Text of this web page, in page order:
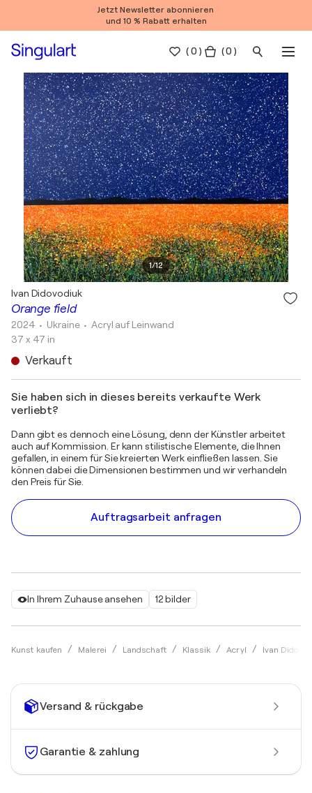
Jetzt Newsletter abonnieren
und 10 % Rabatt erhalten
(0 ) ( 0 )
1/12
In Ihrem Zuhause ansehen 12 bilder
Kunst kaufen Malerei Landschaft Klassik Acryl Ivan
Orange field
Ivan Didovodiuk
2024 • Ukraine • Acryl auf Leinwand
37 x 47 in
Verkauft
Sie haben sich in dieses bereits verkaufte Werk
verliebt?
Dann gibt es dennoch eine Lösung, denn der Künstler arbeitet
auch auf Kommission. Er kann stilistische Elemente, die Ihnen
gefallen, in einem für Sie kreierten Werk einfließen lassen. Sie
können dabei die Dimensionen bestimmen und wir verhandeln
den Preis für Sie.
Auftragsarbeit anfragen
Versand & rückgabe
Garantie & zahlung